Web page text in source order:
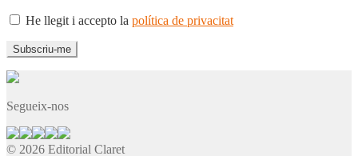
He llegit i accepto la política de privacitat
Segueix-nos
© 2026 Editorial Claret